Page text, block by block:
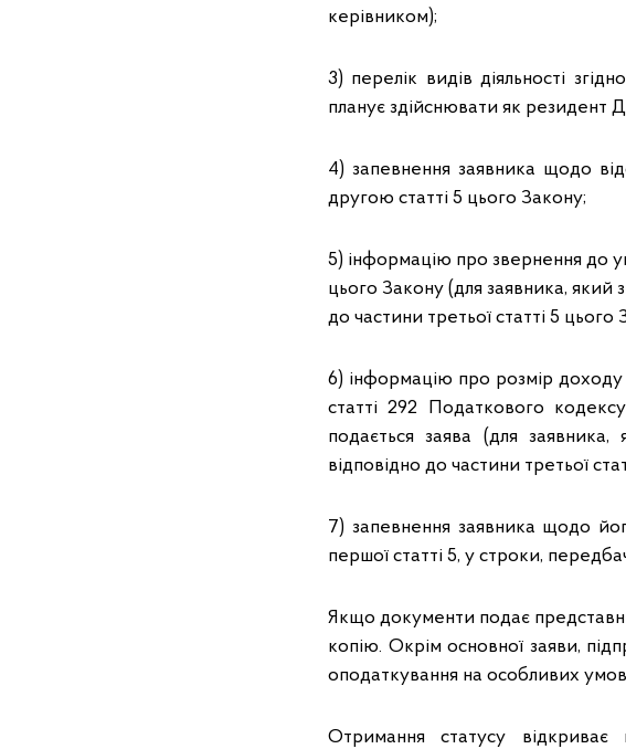
керівником);
3) перелік видів діяльності
планує здійснювати як резидент
4) запевнення заявника щодо
другою статті 5 цього Закону;
5) інформацію про звернення до
цього Закону (для заявника, який
до частини третьої статті 5 цього
6) інформацію про розмір доходу
статті 292 Податкового
подається заява (для заявника,
відповідно до частини третьої
7) запевнення заявника щодо
першої статті 5, у строки,
Якщо документи подає
копію. Окрім основної заяви,
оподаткування на особливих
Отримання статусу